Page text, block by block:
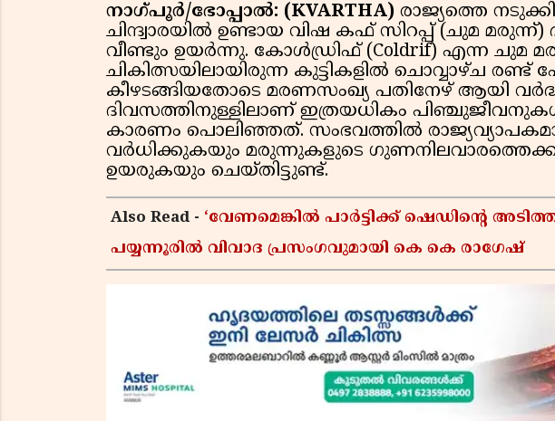
നാഗ്പൂർ/ഭോപ്പാൽ: (KVARTHA) രാജ്യത്തെ
ചിന്ദ്വാരയിൽ ഉണ്ടായ വിഷ കഫ് സിറപ്പ് (ചുമ
വീണ്ടും ഉയർന്നു. കോൾഡ്രിഫ് (Coldrif) എന്ന ചുമ
ചികിത്സയിലായിരുന്ന കുട്ടികളിൽ ചൊവ്വാഴ്ച രണ്ട്
കീഴടങ്ങിയതോടെ മരണസംഖ്യ പതിനേഴ് ആയി
ദിവസത്തിനുള്ളിലാണ് ഇത്രയധികം
കാരണം പൊലിഞ്ഞത്. സംഭവത്തിൽ
വർധിക്കുകയും മരുന്നുകളുടെ
ഉയരുകയും ചെയ്തിട്ടുണ്ട്.
Also Read - ‘വേണമെങ്കിൽ പാർട്ടിക്ക് ഷെഡിൻ്റെ
പയ്യന്നൂരിൽ വിവാദ പ്രസംഗവുമായി കെ കെ രാഗേഷ്